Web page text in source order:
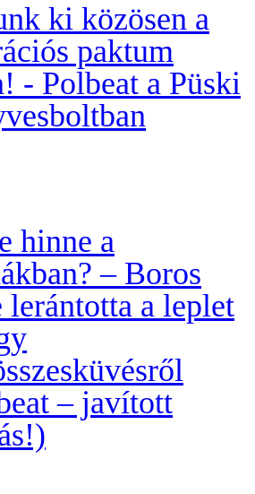
ki közösen a
paktum
- Polbeat a Püski
hinne a
– Boros
lerántotta a leplet
– javított